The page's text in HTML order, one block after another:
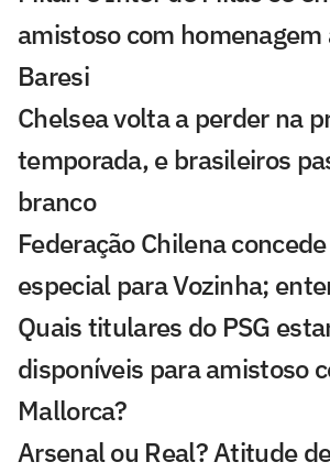
amistoso com homenagem
Baresi
Chelsea volta a perder na
temporada, e brasileiros
branco
Federação Chilena
especial para Vozinha;
Quais titulares do PSG
disponíveis para amistoso
Mallorca?
Arsenal ou Real? Atitude